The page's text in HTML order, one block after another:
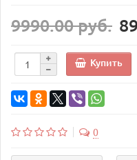
9990.00 руб.
Купить
0